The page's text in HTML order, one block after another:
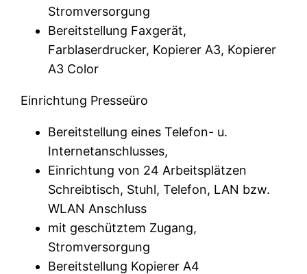
Stromversorgung
Bereitstellung Faxgerät,
Farblaserdrucker, Kopierer A3, Kopierer
A3 Color
Einrichtung Presseüro
Bereitstellung eines Telefon- u.
Internetanschlusses,
Einrichtung von 24 Arbeitsplätzen
Schreibtisch, Stuhl, Telefon, LAN bzw.
WLAN Anschluss
mit geschütztem Zugang,
Stromversorgung
Bereitstellung Kopierer A4